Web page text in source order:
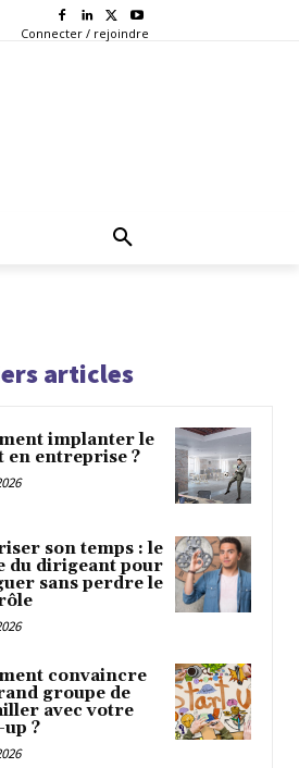
Connecter / rejoindre
articles
implanter le
en entreprise ?
son temps : le
du dirigeant pour
sans perdre le
convaincre
groupe de
avec votre
?